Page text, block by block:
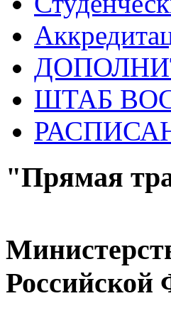
ШТАБ
"Прямая
Российской